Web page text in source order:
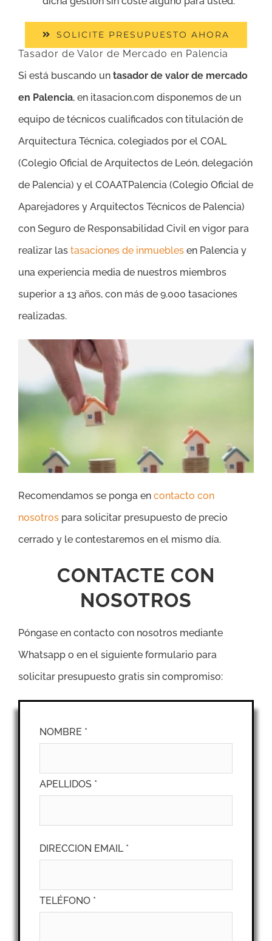
SOLICITE PRESUPUESTO AHORA
Tasador de Valor de Mercado en Palencia
Si está buscando un tasador de valor de mercado
en Palencia, en itasacion.com disponemos de un
equipo de técnicos cualificados con titulación de
Arquitectura Técnica, colegiados por el COAL
(Colegio Oficial de Arquitectos de León, delegación
de Palencia) y el COAATPalencia (Colegio Oficial de
Aparejadores y Arquitectos Técnicos de Palencia)
con Seguro de Responsabilidad Civil en vigor para
realizar las tasaciones de inmuebles en Palencia y
una experiencia media de nuestros miembros
superior a 13 años, con más de 9.000 tasaciones
realizadas.
Recomendamos se ponga en contacto con
nosotros para solicitar presupuesto de precio
cerrado y le contestaremos en el mismo día.
CONTACTE CON
NOSOTROS
Póngase en contacto con nosotros mediante
Whatsapp o en el siguiente formulario para
solicitar presupuesto gratis sin compromiso:
NOMBRE *
APELLIDOS *
DIRECCION EMAIL *
TELÉFONO *